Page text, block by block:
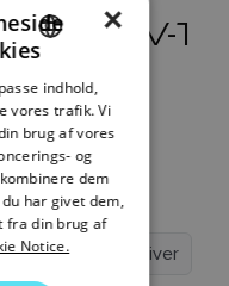
TIL EV-1
kassen?
med direktiver
ENGLISH
DANISH
ITALIAN
SWEDISH
×
indhold,
vores trafik. Vi
brug af vores
og
dem
har givet dem,
fra din brug af
Notice.